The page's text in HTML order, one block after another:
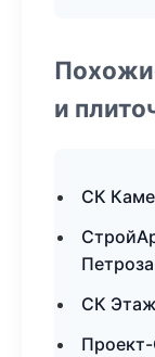
и
СК
СК